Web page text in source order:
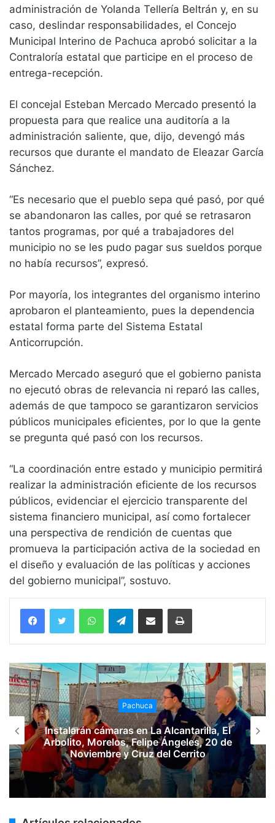
administración de Yolanda Tellería Beltrán y, en su
caso, deslindar responsabilidades, el Concejo
Municipal Interino de Pachuca aprobó solicitar a la
Contraloría estatal que participe en el proceso de
entrega-recepción.
El concejal Esteban Mercado Mercado presentó la
propuesta para que realice una auditoría a la
administración saliente, que, dijo, devengó más
recursos que durante el mandato de Eleazar García
Sánchez.
“Es necesario que el pueblo sepa qué pasó, por qué
se abandonaron las calles, por qué se retrasaron
tantos programas, por qué a trabajadores del
municipio no se les pudo pagar sus sueldos porque
no había recursos”, expresó.
Por mayoría, los integrantes del organismo interino
aprobaron el planteamiento, pues la dependencia
estatal forma parte del Sistema Estatal
Anticorrupción.
Mercado Mercado aseguró que el gobierno panista
no ejecutó obras de relevancia ni reparó las calles,
además de que tampoco se garantizaron servicios
públicos municipales eficientes, por lo que la gente
se pregunta qué pasó con los recursos.
“La coordinación entre estado y municipio permitirá
realizar la administración eficiente de los recursos
públicos, evidenciar el ejercicio transparente del
sistema financiero municipal, así como fortalecer
una perspectiva de rendición de cuentas que
promueva la participación activa de la sociedad en
el diseño y evaluación de las políticas y acciones
del gobierno municipal”, sostuvo.
WhatsAppTelegramCompartir vía email Imprimir
Pachuca
Instalarán cámaras en La Alcantarilla, El
Arbolito, Morelos, Felipe Ángeles, 20 de
Noviembre y Cruz del Cerrito